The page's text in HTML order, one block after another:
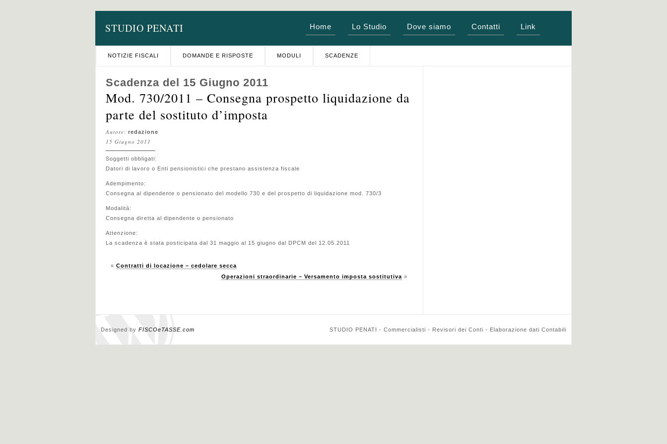
STUDIO PENATI Home Lo Studio Dove siamo Contatti Link
NOTIZIE FISCALI DOMANDE E RISPOSTE MODULI SCADENZE
Scadenza del 15 Giugno 2011
Mod. 730/2011 – Consegna prospetto liquidazione da
parte del sostituto d’imposta
Autore: redazione
15 Giugno 2011
Soggetti obbligati:
Datori di lavoro o Enti pensionistici che prestano assistenza fiscale
Adempimento:
Consegna al dipendente o pensionato del modello 730 e del prospetto di liquidazione mod. 730/3
Modalità:
Consegna diretta al dipendente o pensionato
Attenzione:
La scadenza è stata posticipata dal 31 maggio al 15 giugno dal DPCM del 12.05.2011
« Contratti di locazione – cedolare secca
Operazioni straordinarie – Versamento imposta sostitutiva »
Designed by FISCOeTASSE.com STUDIO PENATI - Commercialisti - Revisori dei Conti - Elaborazione dati Contabili